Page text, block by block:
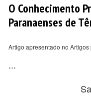
O Conhecimento
Paranaenses de
Artigo apresentado no
...